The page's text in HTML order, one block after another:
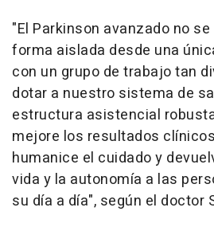
"El Parkinson avanzado no
forma aislada desde una
con un grupo de trabajo tan
dotar a nuestro sistema de
estructura asistencial
mejore los resultados
humanice el cuidado y
vida y la autonomía a las
su día a día", según el doctor